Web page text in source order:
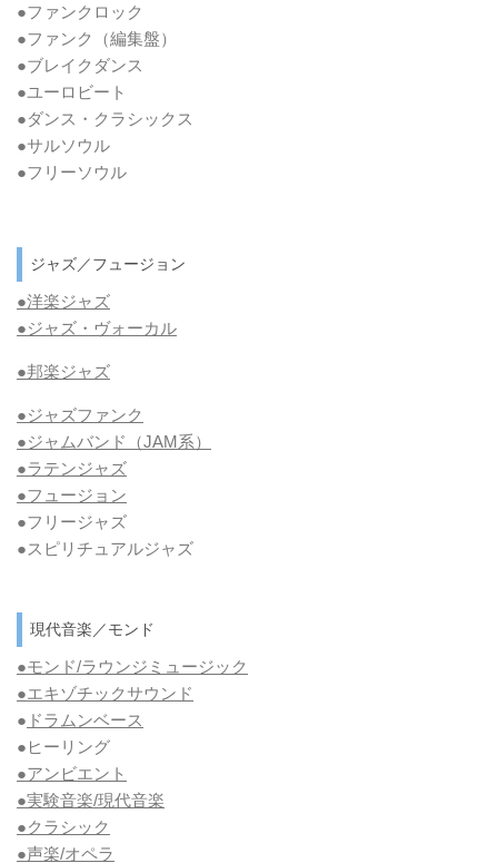
●ファンクロック
●ファンク
（編集盤）
●ブレイクダンス
●ユーロビート
●ダンス・クラシックス
●サルソウル
●フリーソウル
ジャズ／フュージョン
●洋楽ジャズ
●ジャズ・ヴォーカル
●邦楽ジャズ
●ジャズファンク
●ジャムバンド（JAM系）
●ラテンジャズ
●フュージョン
●フリージャズ
●スピリチュアルジャズ
現代音楽／モンド
●モンド/ラウンジミュージック
●エキゾチックサウンド
● ドラムンベース
●ヒーリング
●アンビエント
●実験音楽/現代音楽
●クラシック
●声楽/オペラ